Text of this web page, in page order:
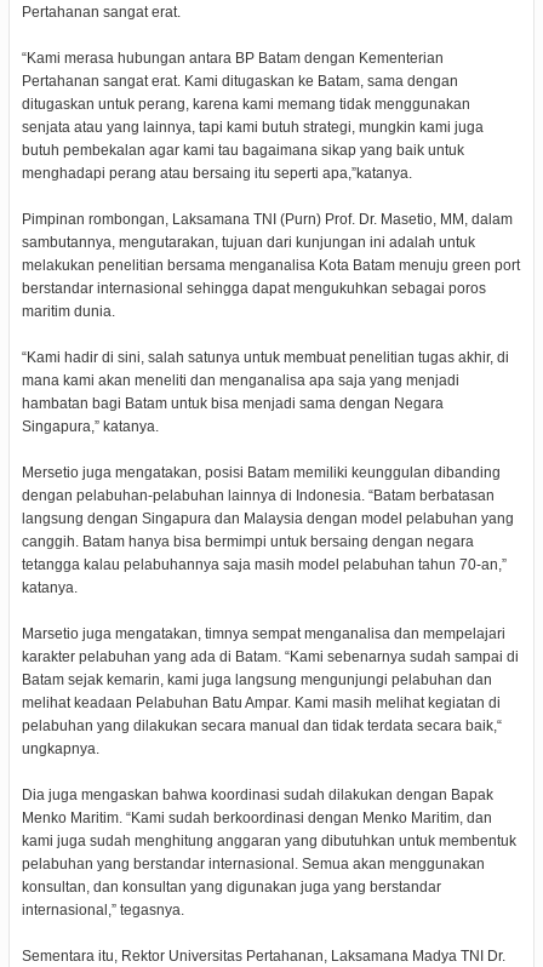
Pertahanan sangat erat.
“Kami merasa hubungan antara BP Batam dengan Kementerian
Pertahanan sangat erat. Kami ditugaskan ke Batam, sama dengan
ditugaskan untuk perang, karena kami memang tidak menggunakan
senjata atau yang lainnya, tapi kami butuh strategi, mungkin kami juga
butuh pembekalan agar kami tau bagaimana sikap yang baik untuk
menghadapi perang atau bersaing itu seperti apa,”katanya.
Pimpinan rombongan, Laksamana TNI (Purn) Prof. Dr. Masetio, MM, dalam
sambutannya, mengutarakan, tujuan dari kunjungan ini adalah untuk
melakukan penelitian bersama menganalisa Kota Batam menuju green port
berstandar internasional sehingga dapat mengukuhkan sebagai poros
maritim dunia.
“Kami hadir di sini, salah satunya untuk membuat penelitian tugas akhir, di
mana kami akan meneliti dan menganalisa apa saja yang menjadi
hambatan bagi Batam untuk bisa menjadi sama dengan Negara
Singapura,” katanya.
Mersetio juga mengatakan, posisi Batam memiliki keunggulan dibanding
dengan pelabuhan-pelabuhan lainnya di Indonesia. “Batam berbatasan
langsung dengan Singapura dan Malaysia dengan model pelabuhan yang
canggih. Batam hanya bisa bermimpi untuk bersaing dengan negara
tetangga kalau pelabuhannya saja masih model pelabuhan tahun 70-an,”
katanya.
Marsetio juga mengatakan, timnya sempat menganalisa dan mempelajari
karakter pelabuhan yang ada di Batam. “Kami sebenarnya sudah sampai di
Batam sejak kemarin, kami juga langsung mengunjungi pelabuhan dan
melihat keadaan Pelabuhan Batu Ampar. Kami masih melihat kegiatan di
pelabuhan yang dilakukan secara manual dan tidak terdata secara baik,“
ungkapnya.
Dia juga mengaskan bahwa koordinasi sudah dilakukan dengan Bapak
Menko Maritim. “Kami sudah berkoordinasi dengan Menko Maritim, dan
kami juga sudah menghitung anggaran yang dibutuhkan untuk membentuk
pelabuhan yang berstandar internasional. Semua akan menggunakan
konsultan, dan konsultan yang digunakan juga yang berstandar
internasional,” tegasnya.
Sementara itu, Rektor Universitas Pertahanan, Laksamana Madya TNI Dr.